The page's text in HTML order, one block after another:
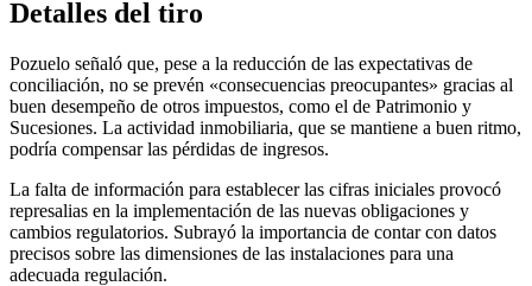
Detalles del tiro
Pozuelo señaló que, pese a la reducción de las expectativas de
conciliación, no se prevén «consecuencias preocupantes» gracias al
buen desempeño de otros impuestos, como el de Patrimonio y
Sucesiones. La actividad inmobiliaria, que se mantiene a buen ritmo,
podría compensar las pérdidas de ingresos.
La falta de información para establecer las cifras iniciales provocó
represalias en la implementación de las nuevas obligaciones y
cambios regulatorios. Subrayó la importancia de contar con datos
precisos sobre las dimensiones de las instalaciones para una
adecuada regulación.